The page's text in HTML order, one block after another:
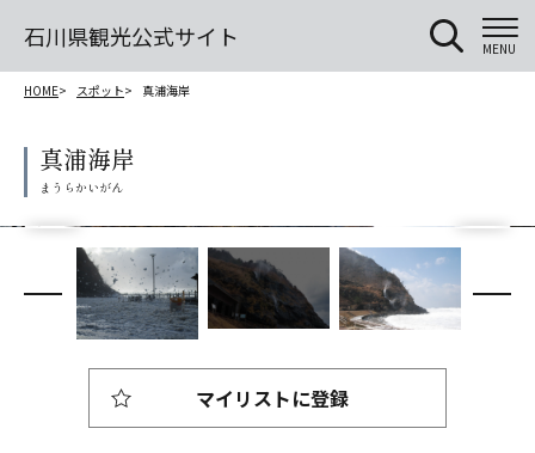
石川県観光公式サイト MENU
HOME スポット 真浦海岸
真浦海岸
マイリストに登録